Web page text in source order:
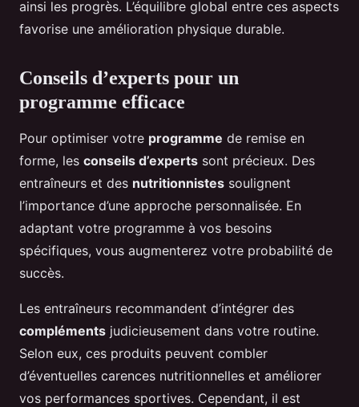
ainsi les progrès. L’équilibre global entre ces aspects
favorise une amélioration physique durable.
Conseils d’experts pour un
programme efficace
Pour optimiser votre programme de remise en
forme, les conseils d’experts sont précieux. Des
entraîneurs et des nutritionnistes soulignent
l’importance d’une approche personnalisée. En
adaptant votre programme à vos besoins
spécifiques, vous augmenterez votre probabilité de
succès.
Les entraîneurs recommandent d’intégrer des
compléments judicieusement dans votre routine.
Selon eux, ces produits peuvent combler
d’éventuelles carences nutritionnelles et améliorer
vos performances sportives. Cependant, il est